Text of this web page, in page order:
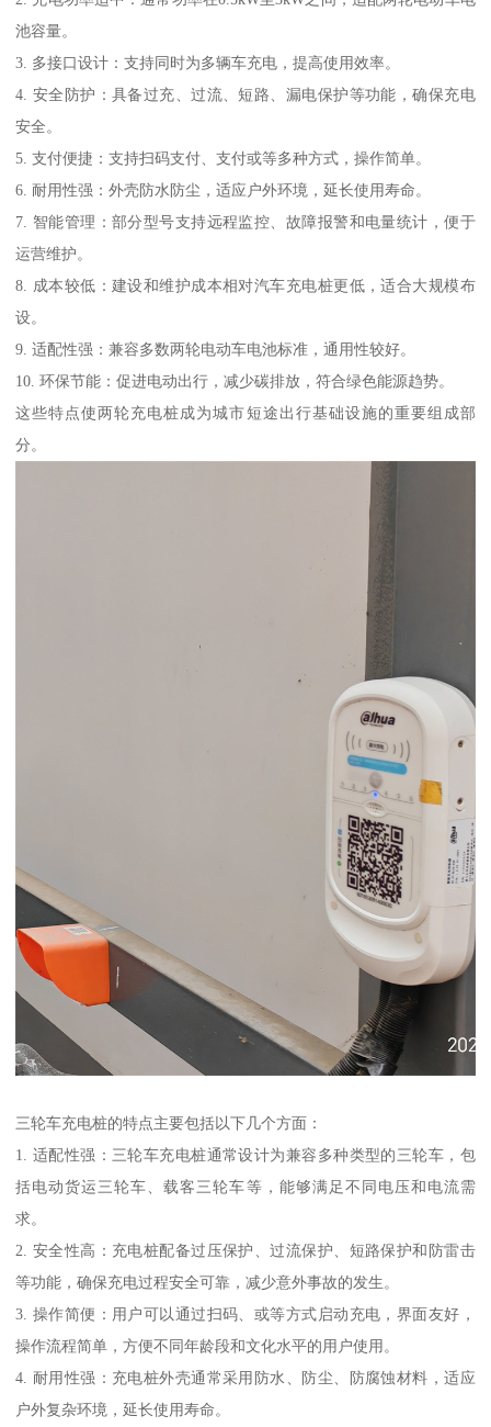
池容量。
3. 多接口设计：支持同时为多辆车充电，提高使用效率。
4. 安全防护：具备过充、过流、短路、漏电保护等功能，确保充电
安全。
5. 支付便捷：支持扫码支付、支付或等多种方式，操作简单。
6. 耐用性强：外壳防水防尘，适应户外环境，延长使用寿命。
7. 智能管理：部分型号支持远程监控、故障报警和电量统计，便于
运营维护。
8. 成本较低：建设和维护成本相对汽车充电桩更低，适合大规模布
设。
9. 适配性强：兼容多数两轮电动车电池标准，通用性较好。
10. 环保节能：促进电动出行，减少碳排放，符合绿色能源趋势。
这些特点使两轮充电桩成为城市短途出行基础设施的重要组成部
分。
三轮车充电桩的特点主要包括以下几个方面：
1. 适配性强：三轮车充电桩通常设计为兼容多种类型的三轮车，包
括电动货运三轮车、载客三轮车等，能够满足不同电压和电流需
求。
2. 安全性高：充电桩配备过压保护、过流保护、短路保护和防雷击
等功能，确保充电过程安全可靠，减少意外事故的发生。
3. 操作简便：用户可以通过扫码、或等方式启动充电，界面友好，
操作流程简单，方便不同年龄段和文化水平的用户使用。
4. 耐用性强：充电桩外壳通常采用防水、防尘、防腐蚀材料，适应
户外复杂环境，延长使用寿命。